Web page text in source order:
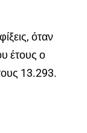
όταν
έτους ο
13.293.